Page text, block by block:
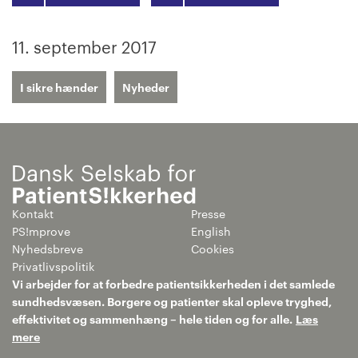
11. september 2017
I sikre hænder Nyheder
Kontakt
Presse
PS!mprove
English
Nyhedsbreve
Cookies
Privatlivspolitik
Vi arbejder for at forbedre patientsikkerheden i det samlede
sundhedsvæsen. Borgere og patienter skal opleve tryghed,
effektivitet og sammenhæng – hele tiden og for alle. Læs
mere